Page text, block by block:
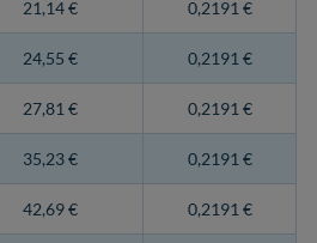
21,14 € 0,2191 €
24,55 € 0,2191 €
27,81 € 0,2191 €
35,23 € 0,2191 €
42,69 € 0,2191 €